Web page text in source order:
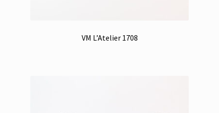
VM L’Atelier 1708